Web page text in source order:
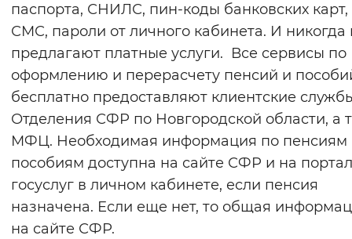
Звуковой ассистент
Остановить
Вернуть стандартные настройки
паспорта, СНИЛС, пин-коды банковских
СМС, пароли от личного кабинета. И никогда
предлагают платные услуги. Все сервисы по
оформлению и перерасчету пенсий и
бесплатно предоставляют клиентские
Отделения СФР по Новгородской области, а
МФЦ. Необходимая информация по пенсиям
пособиям доступна на сайте СФР и на
госуслуг в личном кабинете, если пенсия
назначена. Если еще нет, то общая
на сайте СФР.